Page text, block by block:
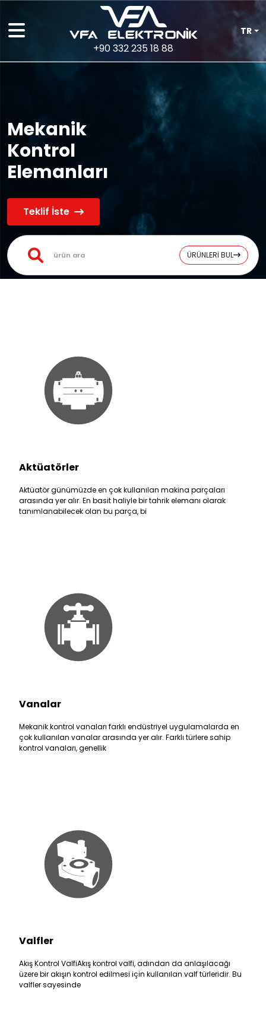
+90 332 235 18 88
TR
Mekanik
Kontrol
Elemanları
Teklif İste
ÜRÜNLERİ BUL
Aktüatörler
Aktüatör günümüzde en çok kullanılan makina parçaları
arasında yer alır. En basit haliyle bir tahrik elemanı olarak
tanımlanabilecek olan bu parça, bi
Vanalar
Mekanik kontrol vanaları farklı endüstriyel uygulamalarda en
çok kullanılan vanalar arasında yer alır. Farklı türlere sahip
kontrol vanaları, genellik
Valfler
Akış Kontrol ValfiAkış kontrol valfi, adından da anlaşılacağı
üzere bir akışın kontrol edilmesi için kullanılan valf türleridir. Bu
valfler sayesinde